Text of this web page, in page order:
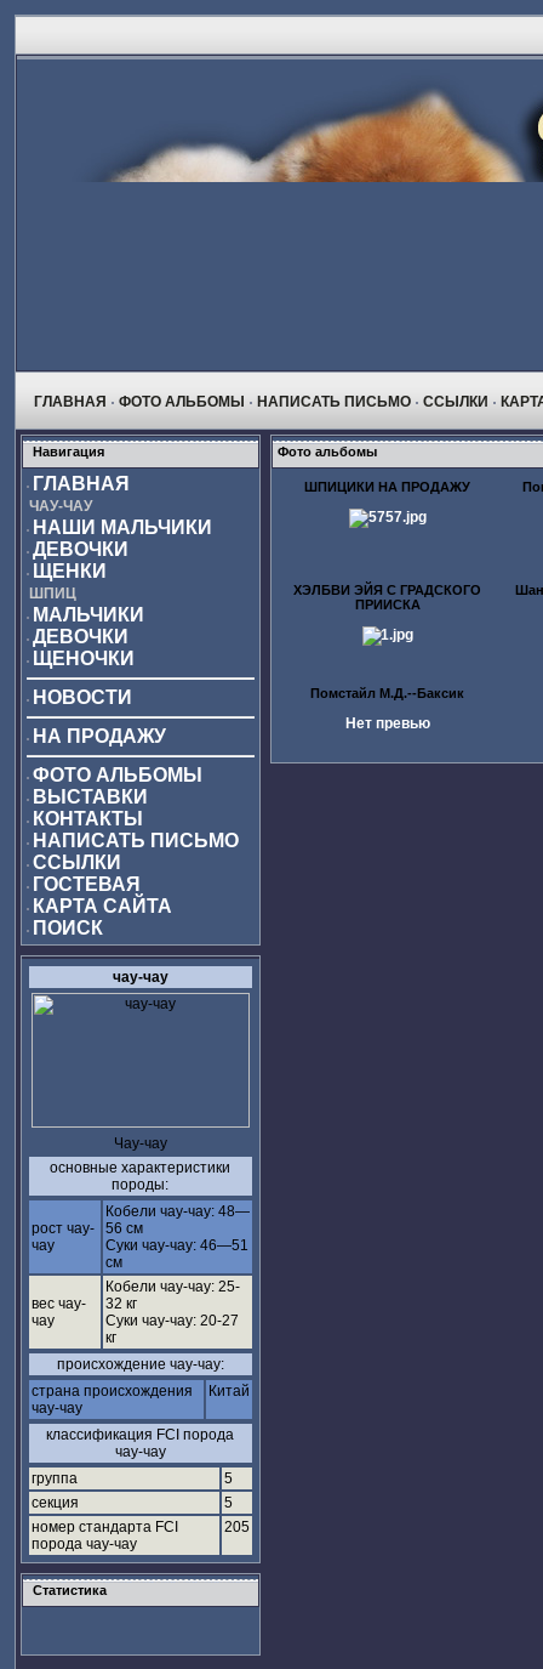
ГЛАВНАЯ ФОТО АЛЬБОМЫ НАПИСАТЬ ПИСЬМО ССЫЛКИ
Навигация
ГЛАВНАЯ
ЧАУ-ЧАУ
НАШИ МАЛЬЧИКИ
ДЕВОЧКИ
ЩЕНКИ
ШПИЦ
МАЛЬЧИКИ
ДЕВОЧКИ
ЩЕНОЧКИ
НОВОСТИ
НА ПРОДАЖУ
ФОТО АЛЬБОМЫ
ВЫСТАВКИ
КОНТАКТЫ
НАПИСАТЬ ПИСЬМО
ССЫЛКИ
ГОСТЕВАЯ
КАРТА САЙТА
ПОИСК
чау-чау
Чау-чау
основные характеристики
породы:
рост чау-
чау
Кобели чау-чау: 48—
56 см
Суки чау-чау: 46—51
см
вес чау-
чау
Кобели чау-чау: 25-
32 кг
Суки чау-чау: 20-27
кг
происхождение чау-чау:
страна происхождения
чау-чау
Китай
классификация FCI порода
чау-чау
группа
5
секция
5
номер стандарта FCI
порода чау-чау
205
Статистика
Фото альбомы
ШПИЦИКИ НА ПРОДАЖУ
ХЭЛБВИ ЭЙЯ С ГРАДСКОГО
ПРИИСКА
Помстайл М.Д.--Баксик
Нет превью